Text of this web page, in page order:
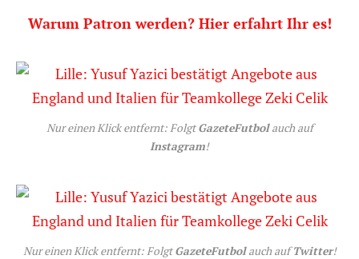
Warum Patron werden? Hier erfahrt Ihr es!
Nur einen Klick entfernt: FolgtGazeteFutbolauch auf
Instagram!
Nur einen Klick entfernt: FolgtGazeteFutbolauch aufTwitter!